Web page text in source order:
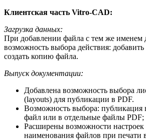
Клиентская часть Vitro-CAD:
Загрузка данных:
При добавлении файла с тем же именем
возможность выбора действия:
создать копию файла.
Выпуск документации:
Добавлена возможность выбора
(layouts) для публикации в PDF.
Возможность выбора: публикация
файл или в отдельные файлы PDF;
Расширены возможности настроек
наименования файлов при печати